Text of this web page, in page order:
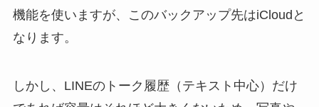
機能を使いますが、このバックアップ先はiCloudと
なります。
しかし、LINEのトーク履歴（テキスト中心）だけ